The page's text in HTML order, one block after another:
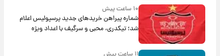
۱۰ ساعت پیش
شماره پیراهن خریدهای جدید پرسپولیس اعلام
شد؛ تیکدری، محبی و سرگیف با اعداد ویژه